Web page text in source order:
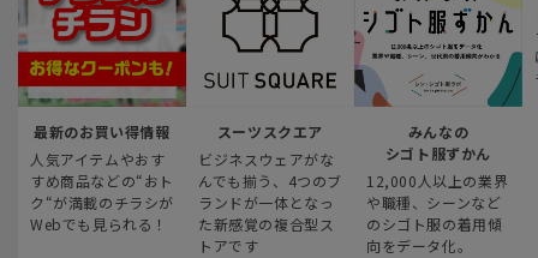
最新のお買い得情報
人気アイテムやおす
すめ商品などの“おト
ク“が満載のチラシが
Webでも見られる！
スーツスクエア
ビジネスウェアがな
んでも揃う、4つのブ
ランドが一体となっ
た新感覚の複合型ス
トアです
みんなの
シゴト服ずかん
12,000人以上の業界
や職種、シーンなど
のシゴト服の着用傾
向をデータ化。